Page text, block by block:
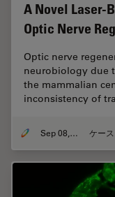
A Novel Laser-
Optic Nerve
Optic nerve
neurobiology due
the mammalian
inconsistency of
Sep 08, 2025